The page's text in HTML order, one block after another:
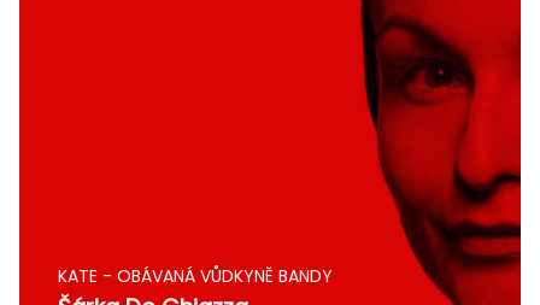
KATE - OBÁVANÁ VŮDKYNĚ BANDY